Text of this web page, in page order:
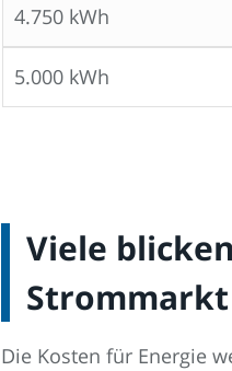
4.750 kWh
5.000 kWh
Viele
Strommarkt
Die Kosten für Energie